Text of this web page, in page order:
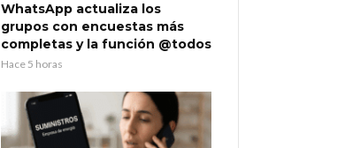
WhatsApp actualiza los
grupos con encuestas más
completas y la función @todos
Hace 5 horas